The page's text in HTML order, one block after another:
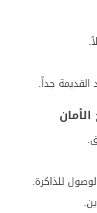
جداً.
للذاكرة.